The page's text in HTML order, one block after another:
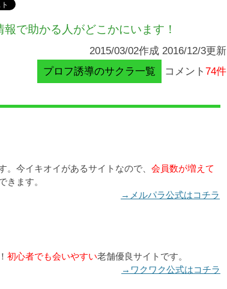
で助かる人がどこかにいます！
2015/03/02作成 2016/12/3更新
プロフ誘導のサクラ一覧
コメント 74件
今イキオイがあるサイトなので、 会員数が増えて
きます。
→メルパラ公式はコチラ
初心者でも会いやすい老舗優良サイトです。
→ワクワク公式はコチラ